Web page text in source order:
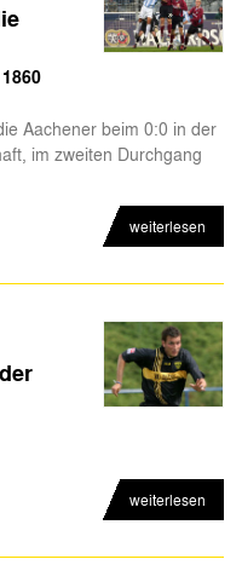
Aachener beim 0:0 in der
im zweiten Durchgang
weiterlesen
weiterlesen